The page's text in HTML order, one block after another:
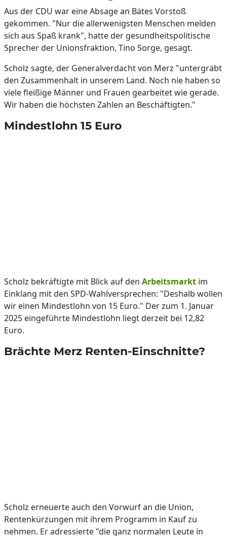
Aus der CDU war eine Absage an Bätes Vorstoß
gekommen. "Nur die allerwenigsten Menschen melden
sich aus Spaß krank", hatte der gesundheitspolitische
Sprecher der Unionsfraktion, Tino Sorge, gesagt.
Scholz sagte, der Generalverdacht von Merz "untergräbt
den Zusammenhalt in unserem Land. Noch nie haben so
viele fleißige Männer und Frauen gearbeitet wie gerade.
Wir haben die höchsten Zahlen an Beschäftigten."
Mindestlohn 15 Euro
Scholz bekräftigte mit Blick auf den Arbeitsmarkt im
Einklang mit den SPD-Wahlversprechen: "Deshalb wollen
wir einen Mindestlohn von 15 Euro." Der zum 1. Januar
2025 eingeführte Mindestlohn liegt derzeit bei 12,82
Euro.
Brächte Merz Renten-Einschnitte?
Scholz erneuerte auch den Vorwurf an die Union,
Rentenkürzungen mit ihrem Programm in Kauf zu
nehmen. Er adressierte "die ganz normalen Leute in